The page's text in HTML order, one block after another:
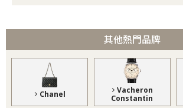
其他熱門品牌
Chanel
Vacheron
Constantin